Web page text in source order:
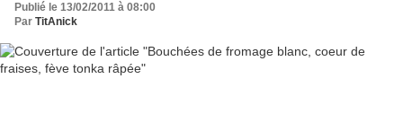
Publié le 13/02/2011 à 08:00
Par TitAnick